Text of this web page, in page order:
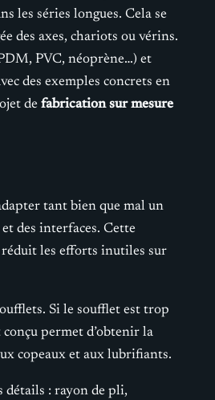
les séries longues. Cela se
des axes, chariots ou vérins.
PVC, néoprène…) et
des exemples concrets en
de fabrication sur mesure
tant bien que mal un
des interfaces. Cette
les efforts inutiles sur
Si le soufflet est trop
permet d’obtenir la
copeaux et aux lubrifiants.
détails : rayon de pli,